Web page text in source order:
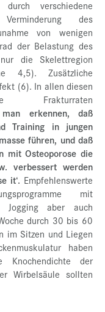
durch verschiedene
des
von wenigen
der Belastung des
die Skelettregion
4,5). Zusätzliche
(6). In allen diesen
Frakturraten
man erkennen, daß
Training in jungen
führen, und daß
mit Osteoporose die
verbessert werden
it‘. Empfehlenswerte
mit
Jogging aber auch
durch 30 bis 60
im Sitzen und Liegen
haben
der
Wirbelsäule sollten